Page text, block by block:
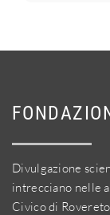
Divulgazione
intrecciano nelle
Civico di